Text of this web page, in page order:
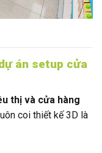
án setup cửa
thị và cửa hàng
coi thiết kế 3D là